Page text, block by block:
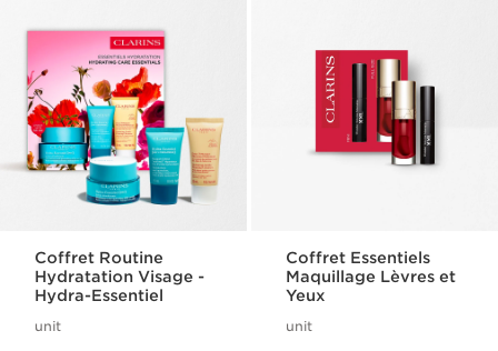
Coffret Routine
Hydratation Visage -
Hydra-Essentiel
unit
Coffret Essentiels
Maquillage Lèvres et
Yeux
unit